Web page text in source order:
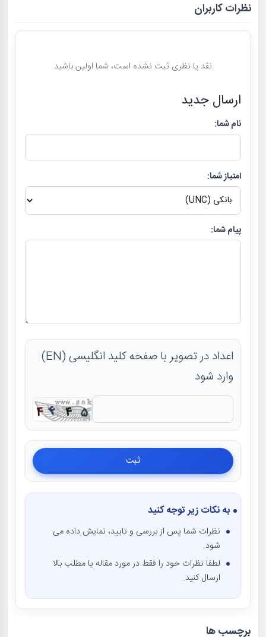
نظرات کاربران
نقد یا نظری ثبت نشده است، شما اولین باشید
ارسال جدید
نام شما:
امتیاز شما:
پیام شما:
اعداد در تصویر با صفحه کلید انگلیسی (EN)
وارد شود
به نکات زیر توجه کنید
نظرات شما پس از بررسی و تایید، نمایش داده می
شود.
لطفا نظرات خود را فقط در مورد مقاله یا مطلب بالا
ارسال کنید.
برچسب ها